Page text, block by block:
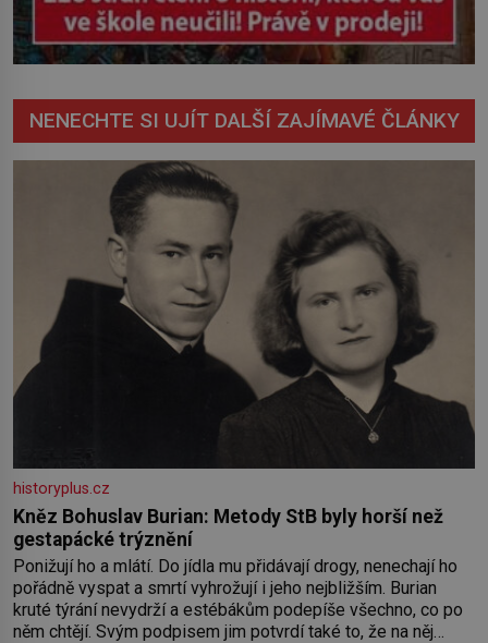
NENECHTE SI UJÍT DALŠÍ ZAJÍMAVÉ ČLÁNKY
historyplus.cz
Kněz Bohuslav Burian: Metody StB byly horší než
gestapácké trýznění
Ponižují ho a mlátí. Do jídla mu přidávají drogy, nenechají ho
pořádně vyspat a smrtí vyhrožují i jeho nejbližším. Burian
kruté týrání nevydrží a estébákům podepíše všechno, co po
něm chtějí. Svým podpisem jim potvrdí také to, že na něj